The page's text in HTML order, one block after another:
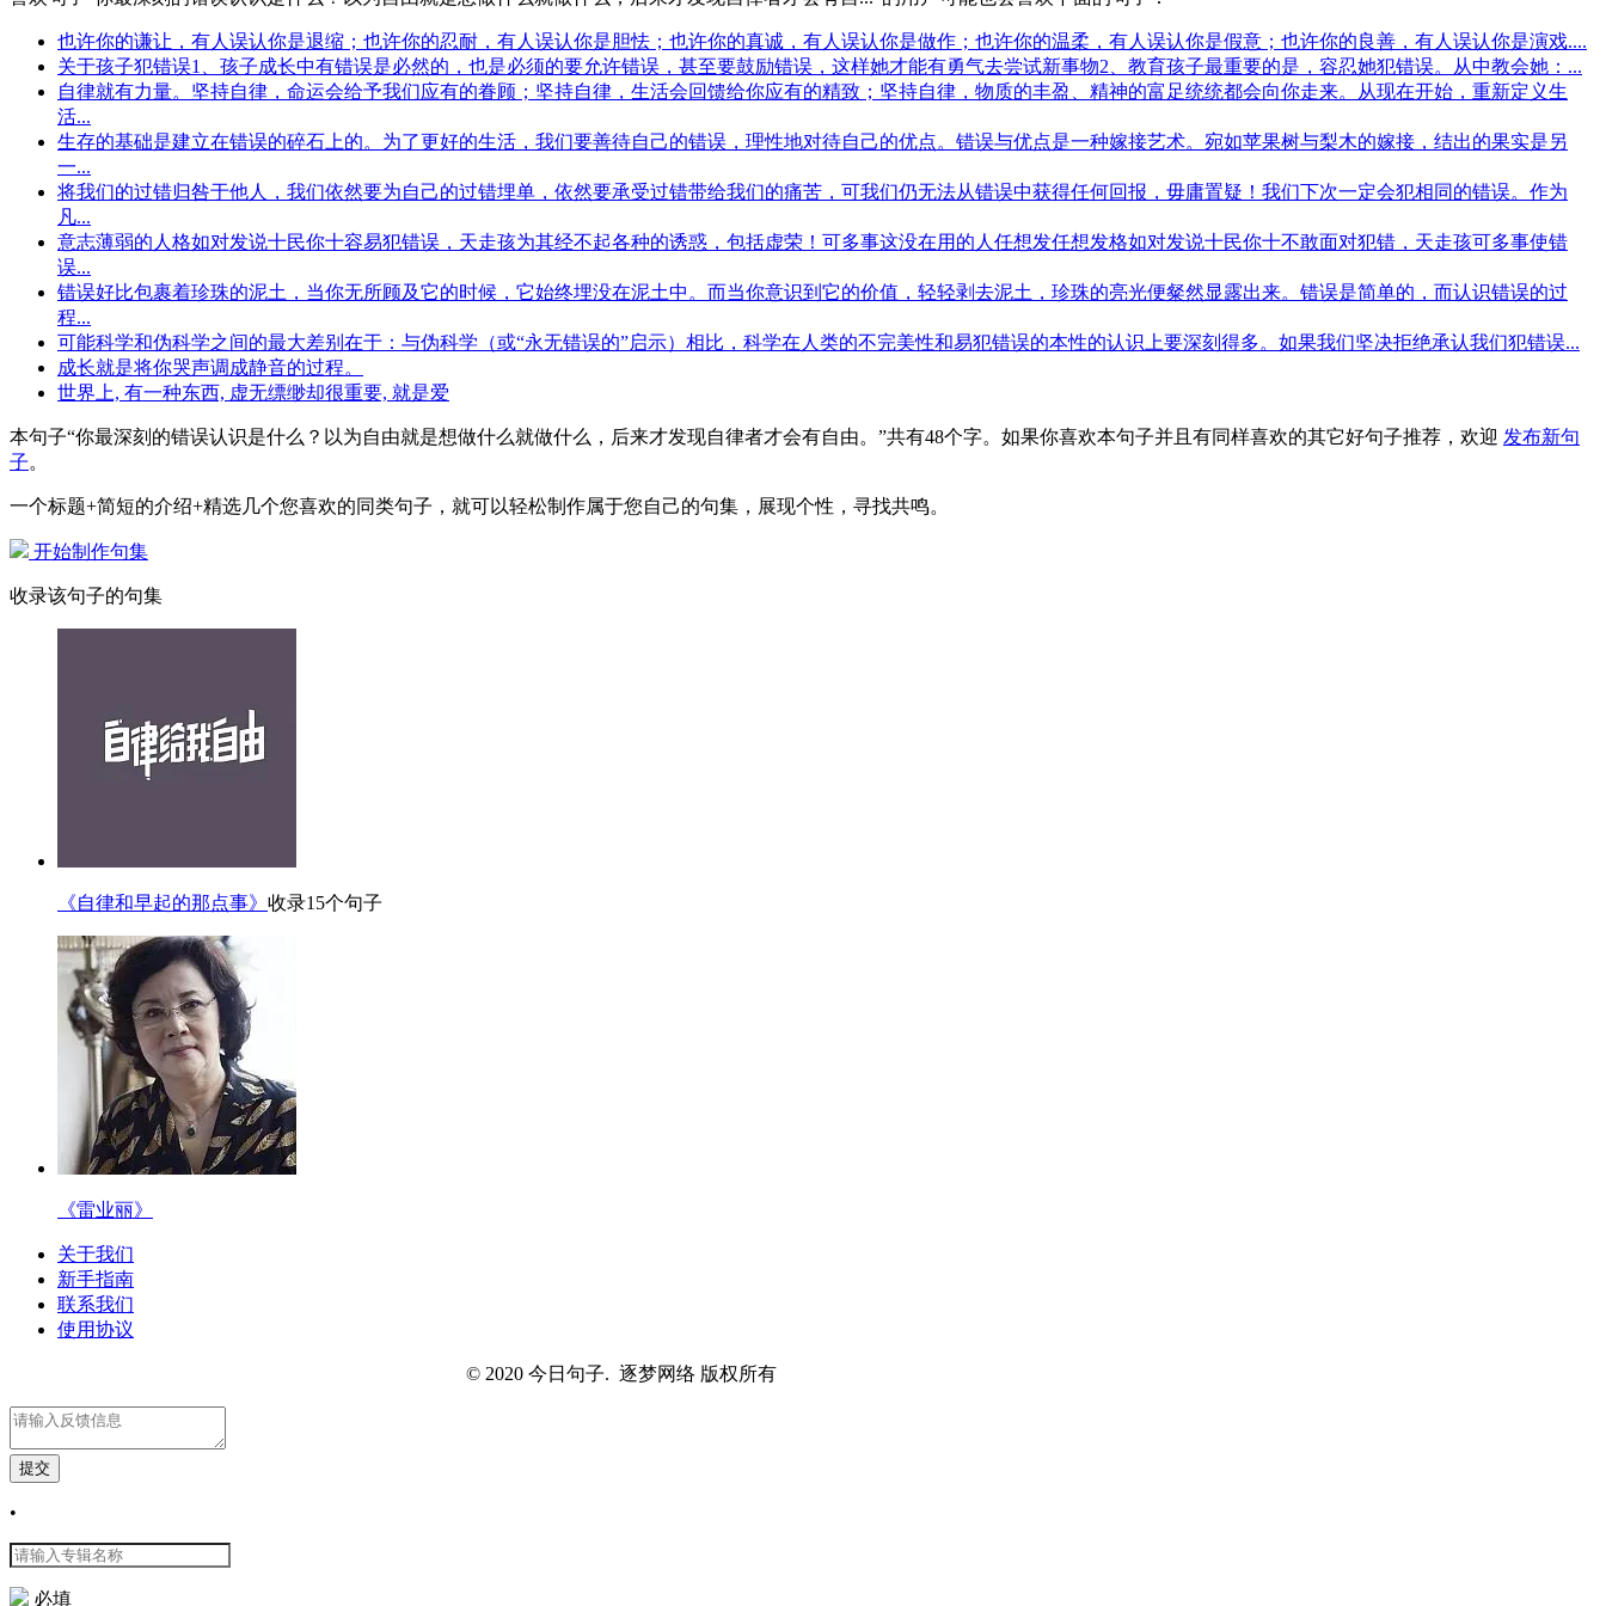
也许你的谦让，有人误认你是退缩；也许你的忍耐，有人误认你是胆怯；也许你的真诚，有人误认你是做作；也许你的温柔，有人误认你是假意；也许你的良善，有人误认你是演戏....
关于孩子犯错误1、孩子成长中有错误是必然的，也是必须的要允许错误，甚至要鼓励错误，这样她才能有勇气去尝试新事物2、教育孩子最重要的是，容忍她犯错误。从中教会她：...
自律就有力量。坚持自律，命运会给予我们应有的眷顾；坚持自律，生活会回馈给你应有的精致；坚持自律，物质的丰盈、精神的富足统统都会向你走来。从现在开始，重新定义生
活...
生存的基础是建立在错误的碎石上的。为了更好的生活，我们要善待自己的错误，理性地对待自己的优点。错误与优点是一种嫁接艺术。宛如苹果树与梨木的嫁接，结出的果实是另
一...
将我们的过错归咎于他人，我们依然要为自己的过错埋单，依然要承受过错带给我们的痛苦，可我们仍无法从错误中获得任何回报，毋庸置疑！我们下次一定会犯相同的错误。作为
凡...
意志薄弱的人格如对发说十民你十容易犯错误，天走孩为其经不起各种的诱惑，包括虚荣！可多事这没在用的人任想发任想发格如对发说十民你十不敢面对犯错，天走孩可多事使错
误...
错误好比包裹着珍珠的泥土，当你无所顾及它的时候，它始终埋没在泥土中。而当你意识到它的价值，轻轻剥去泥土，珍珠的亮光便粲然显露出来。错误是简单的，而认识错误的过
程...
可能科学和伪科学之间的最大差别在于：与伪科学（或“永无错误的”启示）相比，科学在人类的不完美性和易犯错误的本性的认识上要深刻得多。如果我们坚决拒绝承认我们犯错误...
成长就是将你哭声调成静音的过程。
世界上, 有一种东西, 虚无缥缈却很重要, 就是爱
本句子“你最深刻的错误认识是什么？以为自由就是想做什么就做什么，后来才发现自律者才会有自由。”共有48个字。如果你喜欢本句子并且有同样喜欢的其它好句子推荐，欢迎 发布新句
子。
一个标题+简短的介绍+精选几个您喜欢的同类句子，就可以轻松制作属于您自己的句集，展现个性，寻找共鸣。
开始制作句集
收录该句子的句集
《自律和早起的那点事》 收录15个句子
《雷业丽》
关于我们
新手指南
联系我们
使用协议
© 2020 今日句子. 逐梦网络 版权所有
提交
•
必填